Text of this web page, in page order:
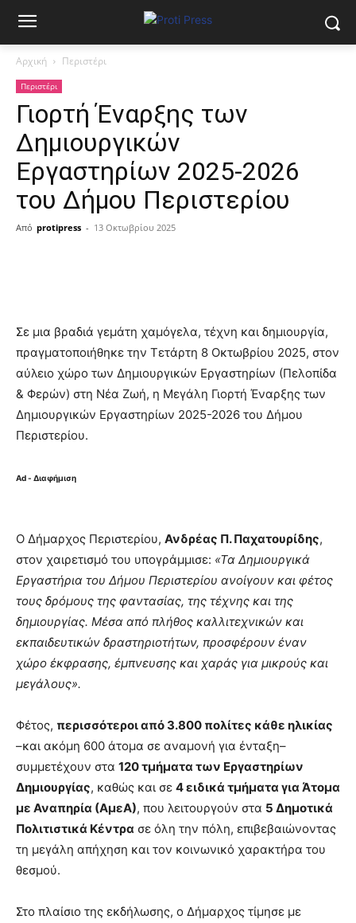
Αρχική Περιστέρι
Περιστέρι
Γιορτή Έναρξης των
Δημιουργικών
Εργαστηρίων 2025-2026
του Δήμου Περιστερίου
Από protipress - 13 Οκτωβρίου 2025
Σε μια βραδιά γεμάτη χαμόγελα, τέχνη και δημιουργία,
πραγματοποιήθηκε την Τετάρτη 8 Οκτωβρίου 2025, στον
αύλειο χώρο των Δημιουργικών Εργαστηρίων (Πελοπίδα
& Φερών) στη Νέα Ζωή, η Μεγάλη Γιορτή Έναρξης των
Δημιουργικών Εργαστηρίων 2025-2026 του Δήμου
Περιστερίου.
Ad - Διαφήμιση
Ο Δήμαρχος Περιστερίου, Ανδρέας Π. Παχατουρίδης,
στον χαιρετισμό του υπογράμμισε: «Τα Δημιουργικά
Εργαστήρια του Δήμου Περιστερίου ανοίγουν και φέτος
τους δρόμους της φαντασίας, της τέχνης και της
δημιουργίας. Μέσα από πλήθος καλλιτεχνικών και
εκπαιδευτικών δραστηριοτήτων, προσφέρουν έναν
χώρο έκφρασης, έμπνευσης και χαράς για μικρούς και
μεγάλους».
Φέτος, περισσότεροι από 3.800 πολίτες κάθε ηλικίας
–και ακόμη 600 άτομα σε αναμονή για ένταξη–
συμμετέχουν στα 120 τμήματα των Εργαστηρίων
Δημιουργίας, καθώς και σε 4 ειδικά τμήματα για Άτομα
με Αναπηρία (ΑμεΑ), που λειτουργούν στα 5 Δημοτικά
Πολιτιστικά Κέντρα σε όλη την πόλη, επιβεβαιώνοντας
τη μεγάλη απήχηση και τον κοινωνικό χαρακτήρα του
θεσμού.
Στο πλαίσιο της εκδήλωσης, ο Δήμαρχος τίμησε με